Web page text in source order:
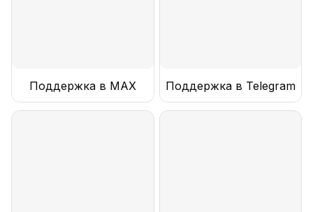
Поддержка в MAX Поддержка в Telegram